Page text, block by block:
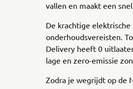
vallen en maakt een
De krachtige
onderhoudsvereisten.
Delivery heeft 0
lage en zero-emissie
Zodra je wegrijdt op de